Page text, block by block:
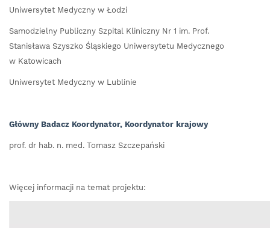
Uniwersytet Medyczny w Łodzi
Samodzielny Publiczny Szpital Kliniczny Nr 1 im. Prof.
Stanisława Szyszko Śląskiego Uniwersytetu Medycznego
w Katowicach
Uniwersytet Medyczny w Lublinie
Główny Badacz Koordynator, Koordynator krajowy
prof. dr hab. n. med. Tomasz Szczepański
Więcej informacji na temat projektu: